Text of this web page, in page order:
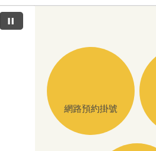
網路預約掛號